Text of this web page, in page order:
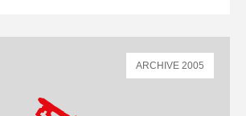
ARCHIVE 2005